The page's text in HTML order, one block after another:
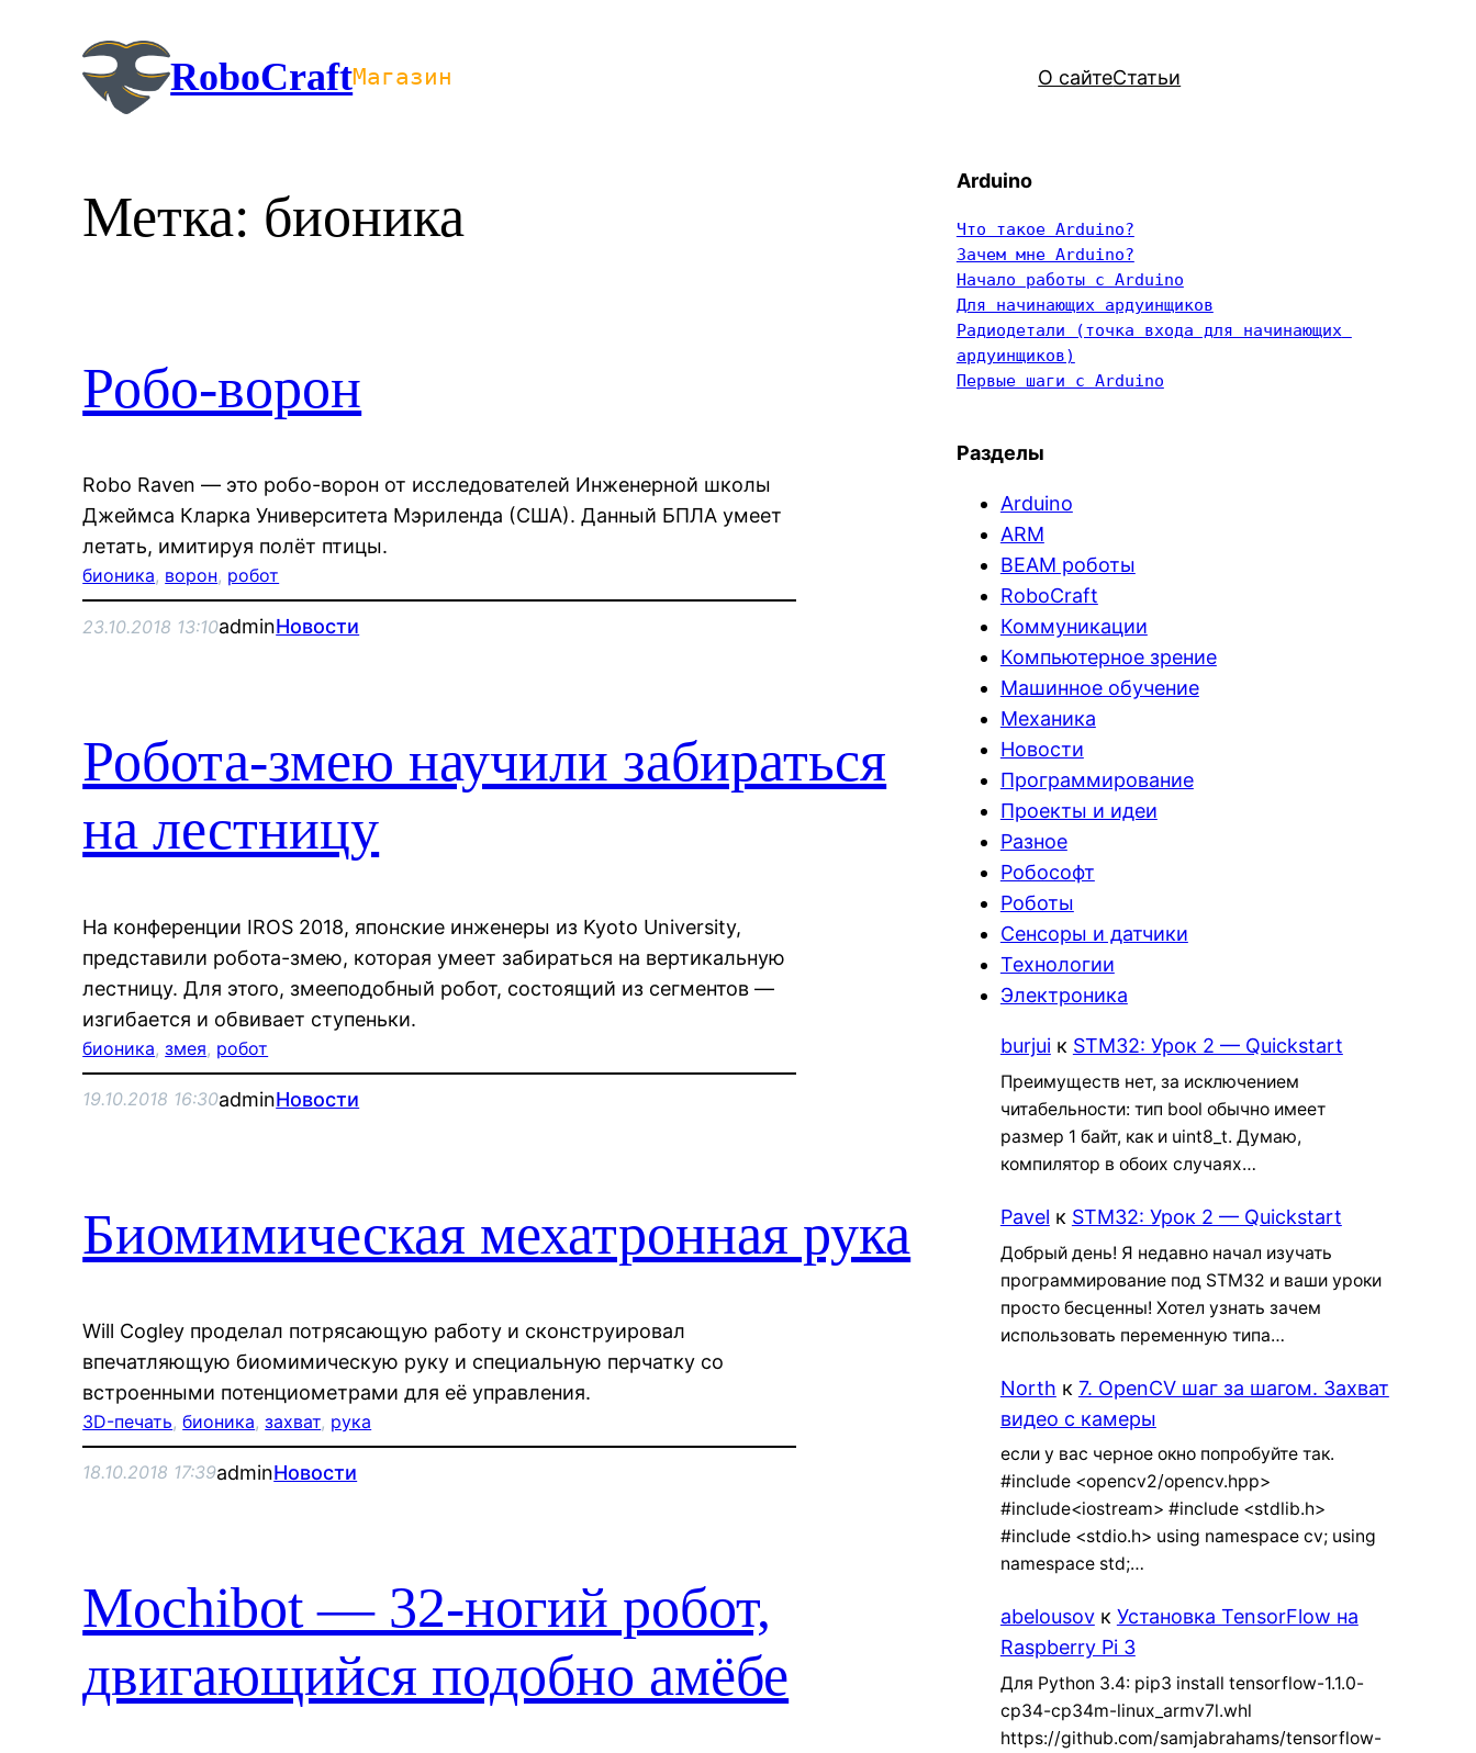
содержимому
RoboCraftМагазин О сайтеСтатьи
Метка: бионика
Робо-ворон
Robo Raven — это робо-ворон от исследователей Инженерной школы
Джеймса Кларка Университета Мэриленда (США). Данный БПЛА умеет
летать, имитируя полёт птицы.
бионика, ворон, робот
23.10.2018 13:10adminНовости
Робота-змею научили забираться
на лестницу
На конференции IROS 2018, японские инженеры из Kyoto University,
представили робота-змею, которая умеет забираться на вертикальную
лестницу. Для этого, змееподобный робот, состоящий из сегментов —
изгибается и обвивает ступеньки.
бионика, змея, робот
19.10.2018 16:30adminНовости
Биомимическая мехатронная рука
Will Cogley проделал потрясающую работу и сконструировал
впечатляющую биомимическую руку и специальную перчатку со
встроенными потенциометрами для её управления.
3D-печать, бионика, захват, рука
18.10.2018 17:39adminНовости
Mochibot — 32-ногий робот,
двигающийся подобно амёбе
Arduino
Что такое Arduino?
Зачем мне Arduino?
Начало работы с Arduino
Для начинающих ардуинщиков
Радиодетали (точка входа для начинающих
ардуинщиков)
Первые шаги с Arduino
Разделы
Arduino
ARM
BEAM роботы
RoboCraft
Коммуникации
Компьютерное зрение
Машинное обучение
Механика
Новости
Программирование
Проекты и идеи
Разное
Робософт
Роботы
Сенсоры и датчики
Технологии
Электроника
burjuiк STM32: Урок 2 — Quickstart
Преимуществ нет, за исключением
читабельности: тип bool обычно имеет
размер 1 байт, как и uint8_t. Думаю,
компилятор в обоих случаях…
Pavel к STM32: Урок 2 — Quickstart
Добрый день! Я недавно начал изучать
программирование под STM32 и ваши уроки
просто бесценны! Хотел узнать зачем
использовать переменную типа…
North к 7. OpenCV шаг за шагом. Захват
видео с камеры
если у вас черное окно попробуйте так.
#include <opencv2/opencv.hpp>
#include<iostream> #include <stdlib.h>
#include <stdio.h> using namespace cv; using
namespace std;…
abelousovк Установка TensorFlow на
Raspberry Pi 3
Для Python 3.4: pip3 install tensorflow-1.1.0-
cp34-cp34m-linux_armv7l.whl
https://github.com/samjabrahams/tensorflow-